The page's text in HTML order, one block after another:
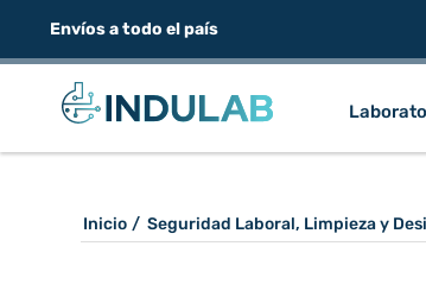
Envíos a todo el país
Inicio / Seguridad Laboral, Limpieza y